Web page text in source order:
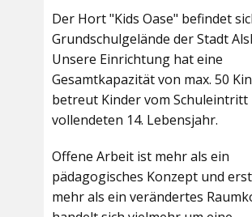
Der Hort "Kids Oase" befindet
Grundschulgelände der Stadt
Unsere Einrichtung hat eine
Gesamtkapazität von max. 50
betreut Kinder vom Schuleintritt
vollendeten 14. Lebensjahr.
Offene Arbeit ist mehr als ein
pädagogisches Konzept und
mehr als ein verändertes